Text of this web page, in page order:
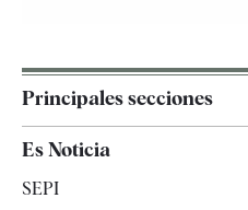
Principales secciones
España
Es Noticia
SEPI